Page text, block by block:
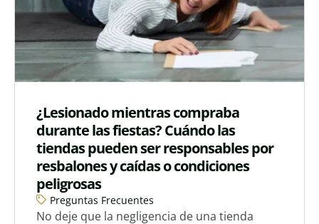
¿Lesionado mientras compraba
durante las fiestas? Cuándo las
tiendas pueden ser responsables por
resbalones y caídas o condiciones
peligrosas
Preguntas Frecuentes
No deje que la negligencia de una tienda